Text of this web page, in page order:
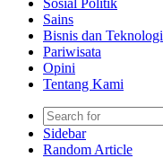
Sosial Politik
Sains
Bisnis dan Teknologi
Pariwisata
Opini
Tentang Kami
Sidebar
Random Article